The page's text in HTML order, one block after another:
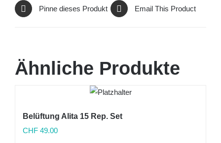
Pinne dieses Produkt Email This Product
Ähnliche Produkte
Belüftung Alita 15 Rep. Set
CHF 49.00